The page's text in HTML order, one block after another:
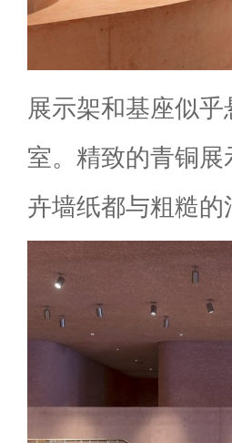
展示架和基座似
室。精致的青铜
卉墙纸都与粗糙